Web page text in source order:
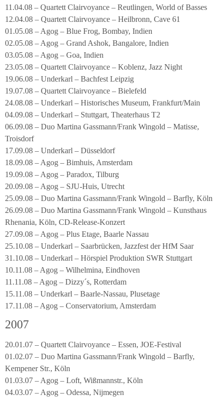
11.04.08 – Quartett Clairvoyance – Reutlingen, World of Basses
12.04.08 – Quartett Clairvoyance – Heilbronn, Cave 61
01.05.08 – Agog – Blue Frog, Bombay, Indien
02.05.08 – Agog – Grand Ashok, Bangalore, Indien
03.05.08 – Agog – Goa, Indien
23.05.08 – Quartett Clairvoyance – Koblenz, Jazz Night
19.06.08 – Underkarl – Bachfest Leipzig
19.07.08 – Quartett Clairvoyance – Bielefeld
24.08.08 – Underkarl – Historisches Museum, Frankfurt/Main
04.09.08 – Underkarl – Stuttgart, Theaterhaus T2
06.09.08 – Duo Martina Gassmann/Frank Wingold – Matisse,
Troisdorf
17.09.08 – Underkarl – Düsseldorf
18.09.08 – Agog – Bimhuis, Amsterdam
19.09.08 – Agog – Paradox, Tilburg
20.09.08 – Agog – SJU-Huis, Utrecht
25.09.08 – Duo Martina Gassmann/Frank Wingold – Barfly, Köln
26.09.08 – Duo Martina Gassmann/Frank Wingold – Kunsthaus
Rhenania, Köln, CD-Release-Konzert
27.09.08 – Agog – Plus Etage, Baarle Nassau
25.10.08 – Underkarl – Saarbrücken, Jazzfest der HfM Saar
31.10.08 – Underkarl – Hörspiel Produktion SWR Stuttgart
10.11.08 – Agog – Wilhelmina, Eindhoven
11.11.08 – Agog – Dizzy´s, Rotterdam
15.11.08 – Underkarl – Baarle-Nassau, Plusetage
17.11.08 – Agog – Conservatorium, Amsterdam
2007
20.01.07 – Quartett Clairvoyance – Essen, JOE-Festival
01.02.07 – Duo Martina Gassmann/Frank Wingold – Barfly,
Kempener Str., Köln
01.03.07 – Agog – Loft, Wißmannstr., Köln
04.03.07 – Agog – Odessa, Nijmegen